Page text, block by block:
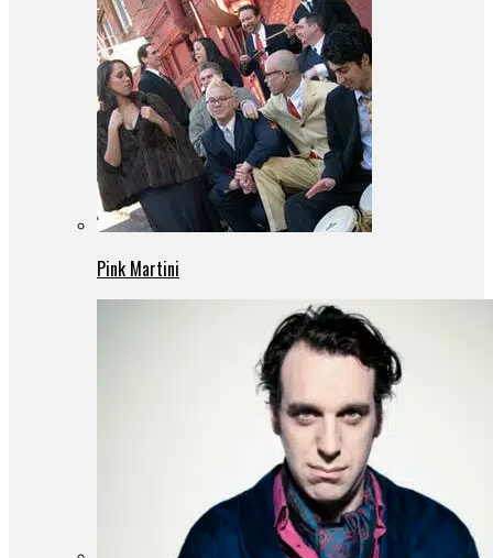
Pink Martini